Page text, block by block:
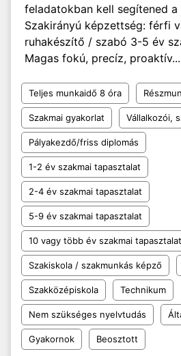
feladatokban kell segítened a
Szakirányú képzettség: férfi
ruhakészítő / szabó 3-5 év
Magas fokú, precíz, proaktív...
Teljes munkaidő 8 óra
Szakmai gyakorlat Vállalkozói,
Pályakezdő/friss diplomás
1-2 év szakmai tapasztalat
2-4 év szakmai tapasztalat
5-9 év szakmai tapasztalat
10 vagy több év szakmai tapasztalat
Szakiskola / szakmunkás képző
Szakközépiskola Technikum
Nem szükséges nyelvtudás
Gyakornok Beosztott